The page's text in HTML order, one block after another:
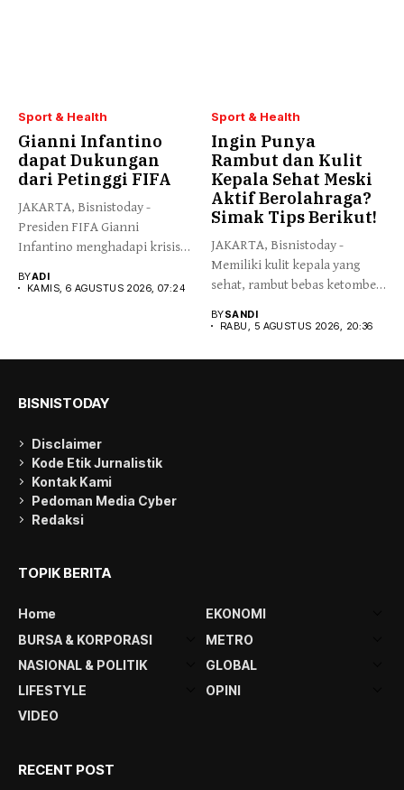
Sport & Health
Gianni Infantino
dapat Dukungan
dari Petinggi FIFA
JAKARTA, Bisnistoday -
Presiden FIFA Gianni
Infantino menghadapi krisis
sejumlah...
BYADI
KAMIS, 6 AGUSTUS 2026, 07:24
Sport & Health
Ingin Punya
Rambut dan Kulit
Kepala Sehat Meski
Aktif Berolahraga?
Simak Tips Berikut!
JAKARTA, Bisnistoday -
Memiliki kulit kepala yang
sehat, rambut bebas ketombe
BYSANDI
RABU, 5 AGUSTUS 2026, 20:36
BISNISTODAY
Disclaimer
Kode Etik Jurnalistik
Kontak Kami
Pedoman Media Cyber
Redaksi
TOPIK BERITA
Home
EKONOMI
BURSA & KORPORASI
METRO
NASIONAL & POLITIK
GLOBAL
LIFESTYLE
OPINI
VIDEO
RECENT POST